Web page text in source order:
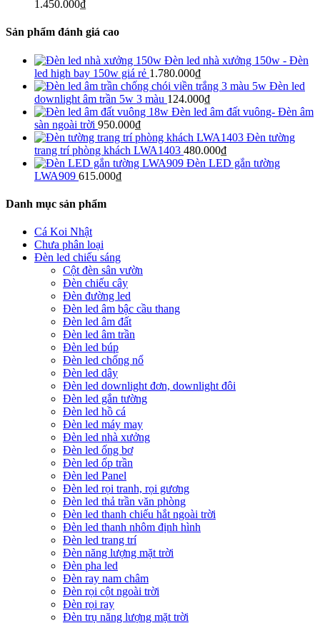
1.450.000₫
Sản phẩm đánh giá cao
Đèn led nhà xưởng 150w - Đèn
led high bay 150w giá rẻ 1.780.000₫
Đèn led
downlight âm trần 5w 3 màu 124.000₫
Đèn led âm đất vuông- Đèn âm
sàn ngoài trời 950.000₫
Đèn tường
trang trí phòng khách LWA1403 480.000₫
Đèn LED gắn tường
LWA909 615.000₫
Danh mục sản phẩm
Cá Koi Nhật
Chưa phân loại
Đèn led chiếu sáng
Cột đèn sân vườn
Đèn chiếu cây
Đèn đường led
Đèn led âm bậc cầu thang
Đèn led âm đất
Đèn led âm trần
Đèn led búp
Đèn led chống nổ
Đèn led dây
Đèn led downlight đơn, downlight đôi
Đèn led gắn tường
Đèn led hồ cá
Đèn led máy may
Đèn led nhà xưởng
Đèn led ống bơ
Đèn led ốp trần
Đèn led Panel
Đèn led rọi tranh, rọi gương
Đèn led thả trần văn phòng
Đèn led thanh chiếu hắt ngoài trời
Đèn led thanh nhôm định hình
Đèn led trang trí
Đèn năng lượng mặt trời
Đèn pha led
Đèn ray nam châm
Đèn rọi cột ngoài trời
Đèn rọi ray
Đèn trụ năng lượng mặt trời